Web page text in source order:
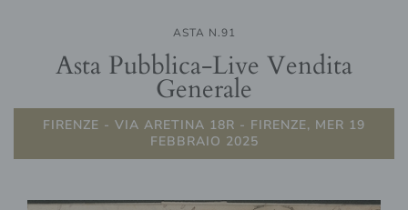
ASTA N.91
Asta Pubblica-Live Vendita
Generale
FIRENZE - VIA ARETINA 18R - FIRENZE, MER 19
FEBBRAIO 2025